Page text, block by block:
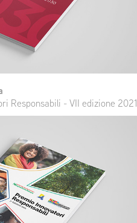
Responsabili - VII edizione 2021